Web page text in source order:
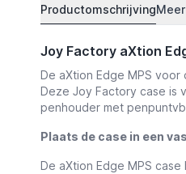
Productomschrijving
Joy Factory aXtion
De aXtion Edge MPS
Deze Joy Factory case is
penhouder met
Plaats de case in een
De aXtion Edge MPS